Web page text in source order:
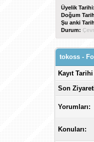
Üyelik Tarihi:
Doğum
Şu anki Tarih
Durum:
tokoss -
Kayıt Tarihi
Son
Yorumları:
Konuları: